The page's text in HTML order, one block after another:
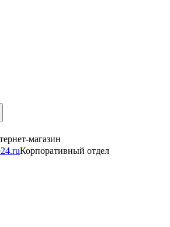
магазин
Корпоративный отдел